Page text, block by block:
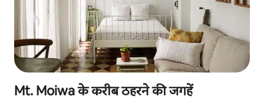
Mt. Moiwa के करीब ठहरने की जगहें